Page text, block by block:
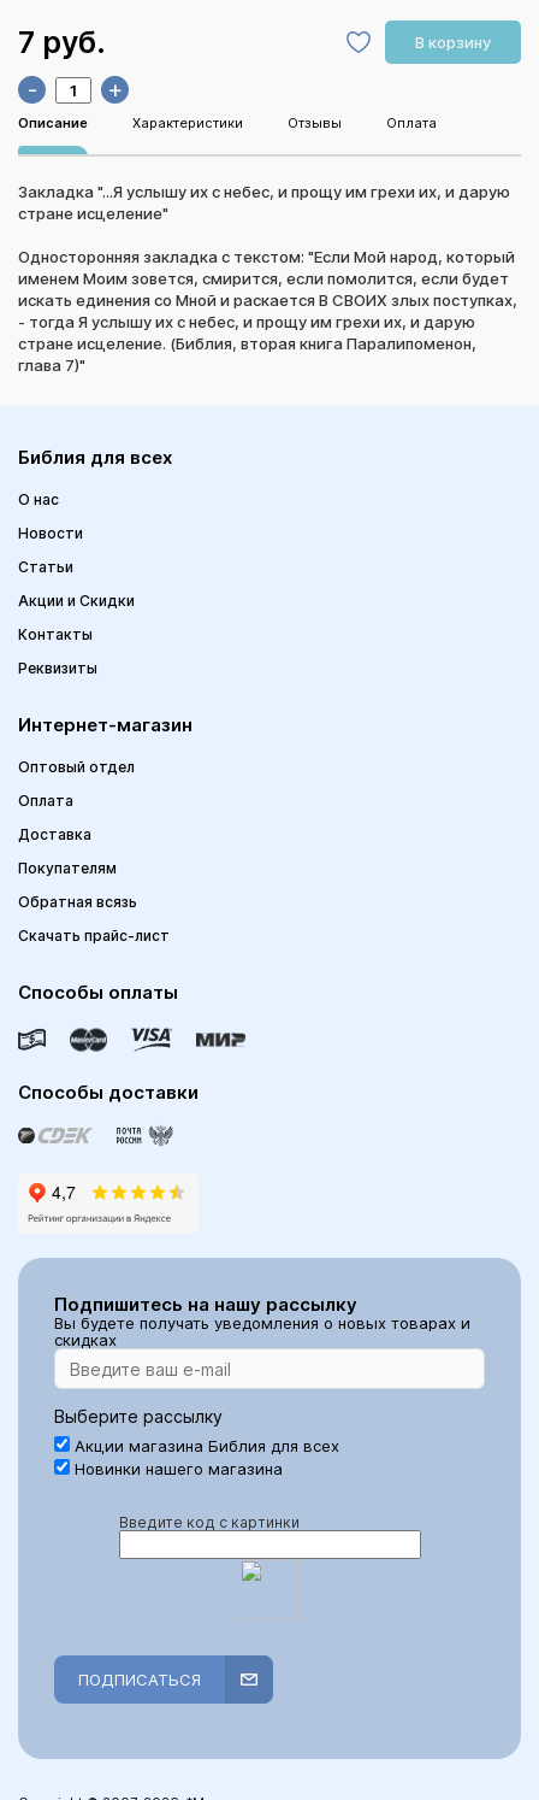
7 руб. В корзину
- +
Описание Характеристики Отзывы Оплата
Закладка "...Я услышу их с небес, и прощу им грехи их, и дарую
стране исцеление"
Односторонняя закладка с текстом: "Если Мой народ, который
именем Моим зовется, смирится, если помолится, если будет
искать единения со Мной и раскается В СВОИХ злых поступках,
- тогда Я услышу их с небес, и прощу им грехи их, и дарую
стране исцеление. (Библия, вторая книга Паралипоменон,
глава 7)"
Библия для всех
О нас
Новости
Статьи
Акции и Скидки
Контакты
Реквизиты
Интернет-магазин
Оптовый отдел
Оплата
Доставка
Покупателям
Обратная всязь
Скачать прайс-лист
Способы оплаты
Способы доставки
Подпишитесь на нашу рассылку
Вы будете получать уведомления о новых товарах и
скидках
Выберите рассылку
Акции магазина Библия для всех
Новинки нашего магазина
Введите код с картинки
ПОДПИСАТЬСЯ